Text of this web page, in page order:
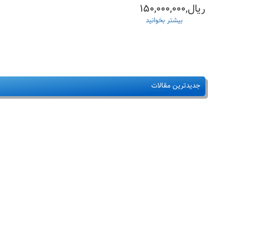
بیمارستانی
ریال,۱۵۰,۰۰۰,۰۰۰
بیشتر بخوانید
جدیدترین مقالات